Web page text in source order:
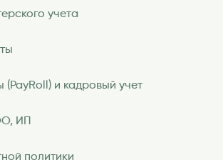
учета
(PayRoll) и кадровый учет
ИП
политики